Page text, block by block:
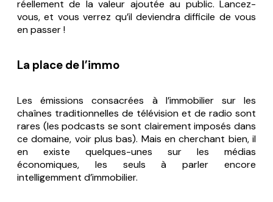
réellement de la valeur ajoutée au public. Lancez-
vous, et vous verrez qu’il deviendra difficile de vous
en passer !
La place de l’immo
Les émissions consacrées à l’immobilier sur les
chaînes traditionnelles de télévision et de radio sont
rares (les podcasts se sont clairement imposés dans
ce domaine, voir plus bas). Mais en cherchant bien, il
en existe quelques-unes sur les médias
économiques, les seuls à parler encore
intelligemment d’immobilier.